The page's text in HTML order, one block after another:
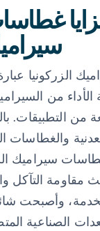
الزركونيا
الأداء من
التطبيقات.
والغطاسات
سيراميك
التآكل
وأصبحت
الصناعية